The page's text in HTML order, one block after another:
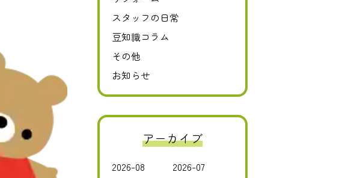
スタッフの日常
豆知識コラム
その他
お知らせ
アーカイブ
2026-08
2026-07